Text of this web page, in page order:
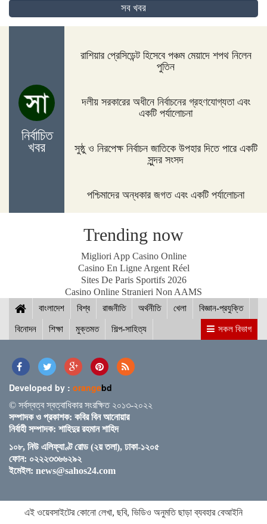
দিনাজপুরের ফুলবাড়ীতে সড়ক দুর্ঘটনায় দু’জন নিহত
পদ্মা সেতুর জন্য বাংলাদেশ বিশ্বে সম্মান পেয়েছে : প্রধানমন্ত্রী
আইসিসি জুন মাসের সেরার দৌড়ে রোহিত-বুমরাহ ও গুরবাজ
স্পিকারের সাথে মালয়েশিয়ার হাউজ অব রিপ্রেজেনটেটিভের
স্পিকারের বৈঠক
ছাত্র-ছাত্রীদের সুনাগরিক হিসেবে গড়ে ওঠার আহ্বান সিমিন
হোসেন রিমির
নড়াইলের চিত্রাপাড়ে চলছে এসএম সুলতান শীর্ষক দুই
নতুন ব্রিটিশ প্রধানমন্ত্রী কেয়ার স্টারমারকে প্রধানমন্ত্রীর
অভিনন্দন
শেখ হাসিনার কমিটমেন্টের সোনালী ফসল পদ্মা সেতু : সেতুমন্ত্রী
সব খবর
নির্বাচিত
খবর
রাশিয়ার প্রেসিডেন্ট হিসেবে পঞ্চম মেয়াদে শপথ নিলেন
পুতিন
দলীয় সরকারের অধীনে নির্বাচনের গ্রহণযোগ্যতা এবং
একটি পর্যালোচনা
সুষ্ঠু ও নিরপেক্ষ নির্বাচন জাতিকে উপহার দিতে পারে একটি
সুন্দর সংসদ
পশ্চিমাদের অন্ধকার জগত এবং একটি পর্যালোচনা
Trending now
Migliori App Casino Online
Casino En Ligne Argent Réel
Sites De Paris Sportifs 2026
Casino Online Stranieri Non AAMS
বাংলাদেশ বিশ্ব রাজনীতি অর্থনীতি খেলা বিজ্ঞান-প্রযুক্তি
বিনোদন শিক্ষা মুক্তমত শিল্প-সাহিত্য সকল বিভাগ
Developed by : orangebd
© সর্বস্বত্ব স্বত্বাধিকার সংরক্ষিত ২০১৩-২০২২
সম্পাদক ও প্রকাশক: কবির বিন আনোয়ার
নির্বাহী সম্পাদক: শাহিদুর রহমান শাহিদ
১০৮, নিউ এলিফ্যাণ্ট রোড (২য় তলা), ঢাকা-১২০৫
ফোন: ০২২২৩৩৬৬২৯২
ইমেইল: news@sahos24.com
এই ওয়েবসাইটের কোনো লেখা, ছবি, ভিডিও অনুমতি ছাড়া ব্যবহার বেআইনি